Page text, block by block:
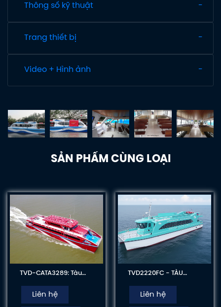
Thông số kỹ thuật
Trang thiết bị
Video + Hình ảnh
SẢN PHẨM CÙNG LOẠI
TVD-CATA3289: Tàu
Hai Thân, Hai Tầng
Liên hệ
TVD2220FC - TÀU
PHỤC VỤ KHAI THÁC DU
LỊCH BIỂN ĐẢO
Liên hệ